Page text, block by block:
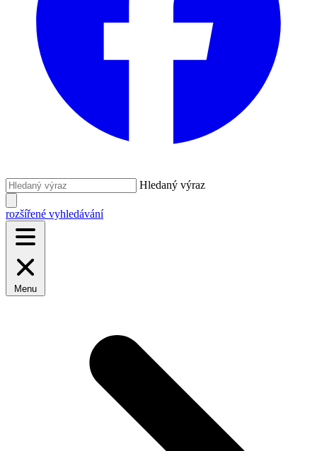
Hledaný výraz
rozšířené vyhledávání
Menu